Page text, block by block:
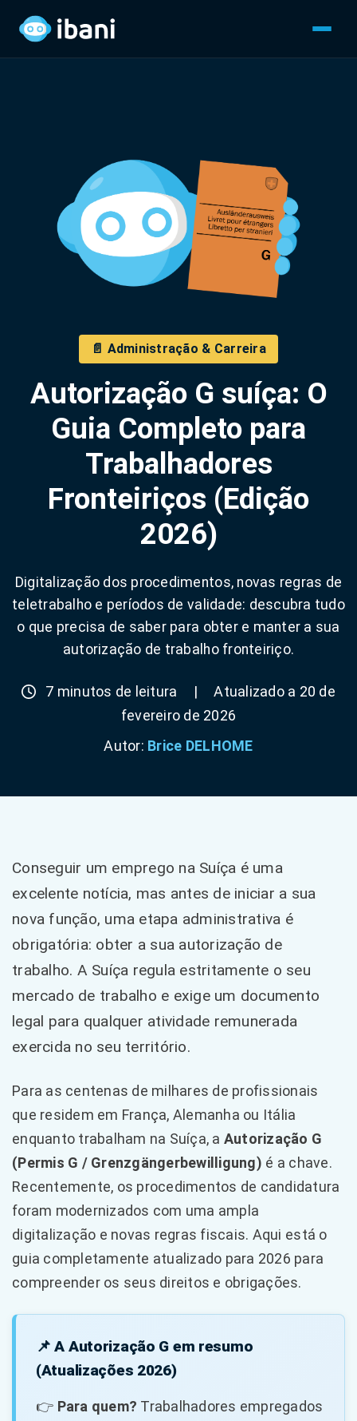
📄 Administração & Carreira
Autorização G suíça: O
Guia Completo para
Trabalhadores
Fronteiriços (Edição
2026)
Digitalização dos procedimentos, novas regras de
teletrabalho e períodos de validade: descubra tudo
o que precisa de saber para obter e manter a sua
autorização de trabalho fronteiriço.
7 minutos de leitura |
Atualizado a 20 de
fevereiro de 2026
Autor: Brice DELHOME
Conseguir um emprego na Suíça é uma
excelente notícia, mas antes de iniciar a sua
nova função, uma etapa administrativa é
obrigatória: obter a sua autorização de
trabalho. A Suíça regula estritamente o seu
mercado de trabalho e exige um documento
legal para qualquer atividade remunerada
exercida no seu território.
Para as centenas de milhares de profissionais
que residem em França, Alemanha ou Itália
enquanto trabalham na Suíça, a Autorização G
(Permis G / Grenzgängerbewilligung) é a chave.
Recentemente, os procedimentos de candidatura
foram modernizados com uma ampla
digitalização e novas regras fiscais. Aqui está o
guia completamente atualizado para 2026 para
compreender os seus direitos e obrigações.
📌 A Autorização G em resumo
(Atualizações 2026)
👉 Para quem? Trabalhadores empregados